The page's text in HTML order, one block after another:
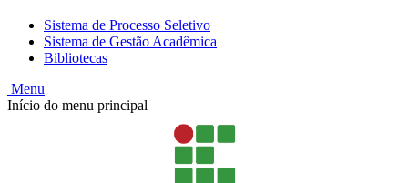
Sistema de Processo Seletivo
Sistema de Gestão Acadêmica
Bibliotecas
Menu
Início do menu principal